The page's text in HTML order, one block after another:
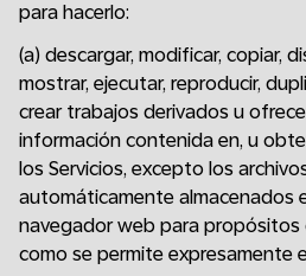
para hacerlo:
(a) descargar, modificar, copiar,
mostrar, ejecutar, reproducir,
crear trabajos derivados u
información contenida en, u
los Servicios, excepto los
automáticamente almacenados
navegador web para propósitos
como se permite expresamente